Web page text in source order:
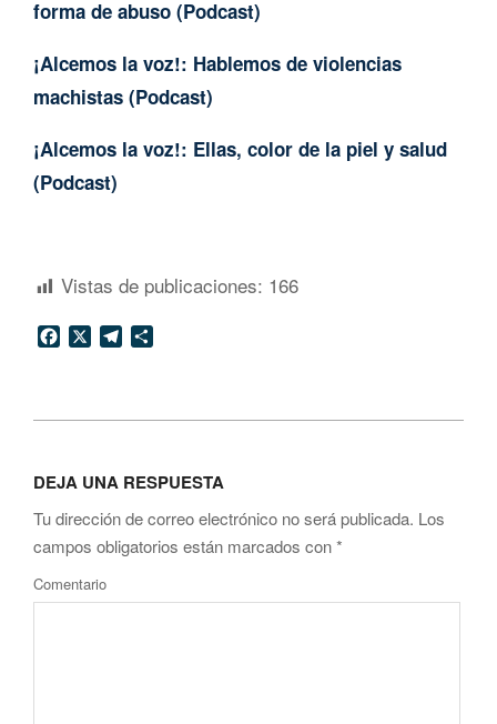
forma de abuso (Podcast)
¡Alcemos la voz!: Hablemos de violencias
machistas (Podcast)
¡Alcemos la voz!: Ellas, color de la piel y salud
(Podcast)
Vistas de publicaciones: 166
Facebook
X Telegram
26
DEJA UNA RESPUESTA
Tu dirección de correo electrónico no será publicada. Los
campos obligatorios están marcados con*
Comentario